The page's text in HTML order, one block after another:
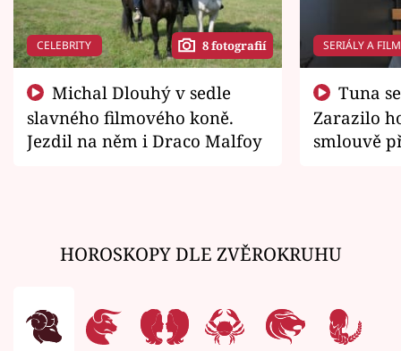
CELEBRITY 8 fotografií
slavného filmového koně.
Jezdil na něm i Draco Malfoy
SERIÁLY A
Zarazilo
smlouvě
HOROSKOPY DLE ZVĚROKRUHU